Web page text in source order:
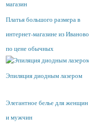
Платья большого размера в
интернет-магазине из Иваново
по цене обычных
Эпиляция диодным лазером
Элегантное белье для женщин
и мужчин